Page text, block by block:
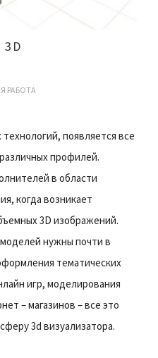
РАБОТА
появляется все
профилей.
в области
когда возникает
3D изображений.
нужны почти в
тематических
игр, моделирования
– магазинов – все это
3d визуализатора.